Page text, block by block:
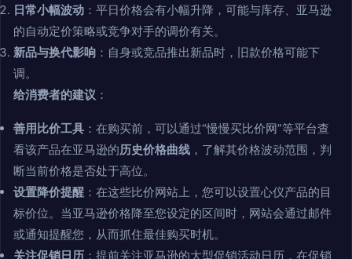
日常小幅波动 ：平日价格会有小幅升降，可能与库存、亚马逊
的自动定价策略或竞争对手的调价有关。
新品与换代影响 ：自身或竞品推出新品时，旧款价格可能下
调。
给消费者的建议 ：
善用比价工具 ：在购买前，可以通过“慢慢买比价网”等平台查
看该产品在亚马逊的历史价格曲线 ，了解其价格波动范围，判
断当前价格是否处于高位。
设置降价提醒 ：在这些比价网站上，您可以设置心仪产品的目
标价位。当亚马逊价格降至您设定的区间时，网站会通过邮件
或通知提醒您，从而抓住最佳购买时机。
关注促销日历 ：提前关注亚马逊的大型促销活动日历，在促销